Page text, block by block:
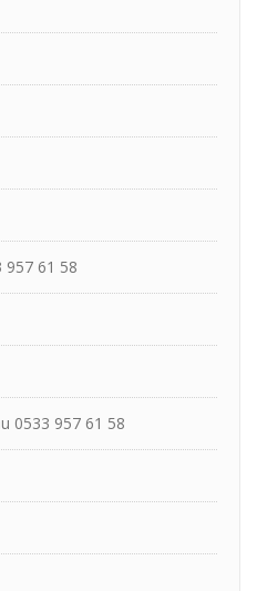
957 61 58
0533 957 61 58